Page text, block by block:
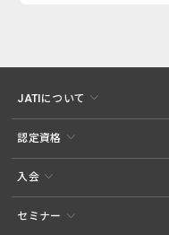
JATIについて
認定資格
入会
セミナー